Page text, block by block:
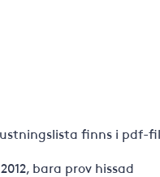
finns i pdf-
bara prov hissad